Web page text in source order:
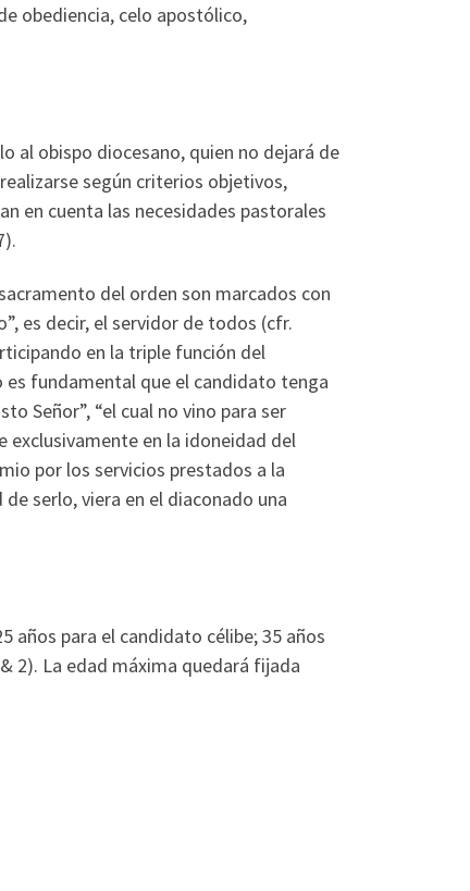
obediencia, celo apostólico,
al obispo diocesano, quien no dejará de
según criterios objetivos,
en cuenta las necesidades pastorales
del orden son marcados con
es decir, el servidor de todos (cfr.
en la triple función del
es fundamental que el candidato tenga
Señor”, “el cual no vino para ser
exclusivamente en la idoneidad del
por los servicios prestados a la
serlo, viera en el diaconado una
años para el candidato célibe; 35 años
2). La edad máxima quedará fijada